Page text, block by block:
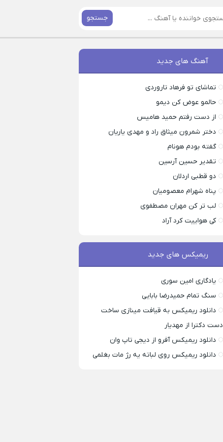
جستجو
آهنگ های جدید
تماشای تو فرهاد تاروردی
حالمو عوض کن دیمو
از دست رفتم حمید هامیس
دختر شمرون میثاق راد و مهدی یاریان
گفته بودم هونام
تقدیر حسین آرسین
دو قطبی اردلان
پناه شهرام معصومیان
لب تر کن مهران مصطفوی
کی هواییت کرد آراد
ریمیکس های جدید
یادگاری امین سوری
سنگ تمام حمیدرضا بابایی
دانلود ریمیکس به قیافت مینازی ساخت
دست دکترا از مهدیار
دانلود ریمیکس آفرو از ديجی تاپ وان
دانلود ریمیکس روی لباته یه رژ مات بغلمی